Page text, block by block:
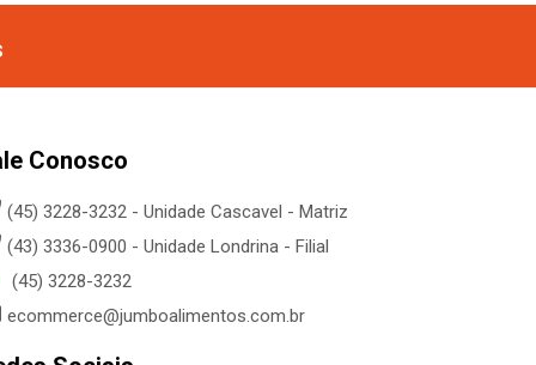
Conosco
(45) 3228-3232 - Unidade Cascavel - Matriz
(43) 3336-0900 - Unidade Londrina - Filial
(45) 3228-3232
ecommerce@jumboalimentos.com.br